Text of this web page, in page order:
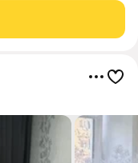
площадь квартиры